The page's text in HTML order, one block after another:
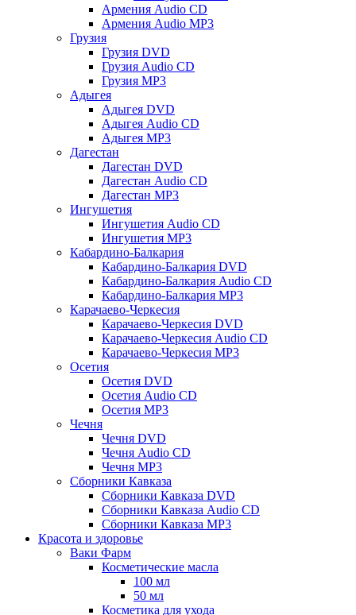
Армения Audio CD
Армения Audio MP3
Грузия
Грузия DVD
Грузия Audio CD
Грузия MP3
Адыгея
Адыгея DVD
Адыгея Audio CD
Адыгея MP3
Дагестан
Дагестан DVD
Дагестан Audio CD
Дагестан MP3
Ингушетия
Ингушетия Audio CD
Ингушетия MP3
Кабардино-Балкария
Кабардино-Балкария DVD
Кабардино-Балкария Audio CD
Кабардино-Балкария MP3
Карачаево-Черкесия
Карачаево-Черкесия DVD
Карачаево-Черкесия Audio CD
Карачаево-Черкесия MP3
Осетия
Осетия DVD
Осетия Audio CD
Осетия MP3
Чечня
Чечня DVD
Чечня Audio CD
Чечня MP3
Сборники Кавказа
Сборники Кавказа DVD
Сборники Кавказа Audio CD
Сборники Кавказа MP3
Красота и здоровье
Ваки Фарм
Косметические масла
100 мл
50 мл
Косметика для ухода